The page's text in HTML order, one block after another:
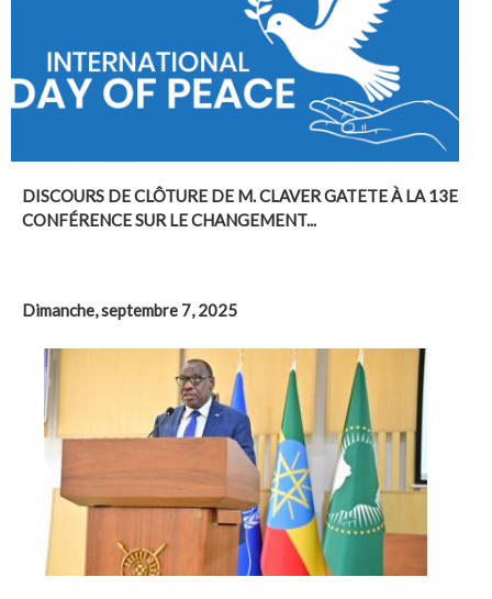
DISCOURS DE CLÔTURE DE M. CLAVER GATETE À LA 13E
CONFÉRENCE SUR LE CHANGEMENT...
Dimanche, septembre 7, 2025